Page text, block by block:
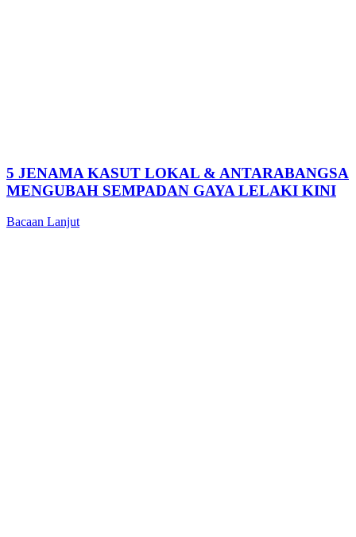
5 JENAMA KASUT LOKAL & ANTARABANGSA
MENGUBAH SEMPADAN GAYA LELAKI KINI
Bacaan Lanjut